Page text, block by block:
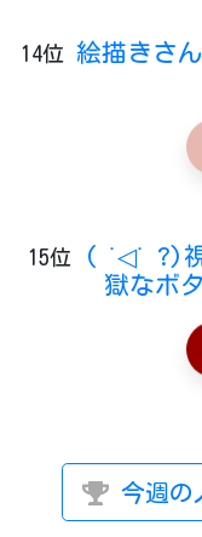
14位 絵描きさ
15位
( ˙◁˙ ?)
獄なボ
今週の